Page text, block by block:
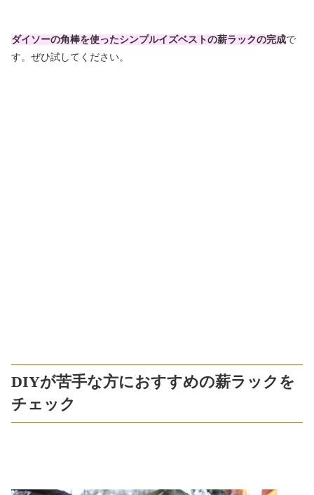
ダイソーの角棒を使ったシンプルイズベストの薪ラックの完成で
す。ぜひ試してください。
DIYが苦手な方におすすめの薪ラックを
チェック